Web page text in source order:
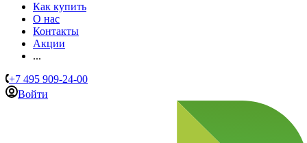
Как купить
О нас
Контакты
Акции
...
+7 495 909-24-00
Войти